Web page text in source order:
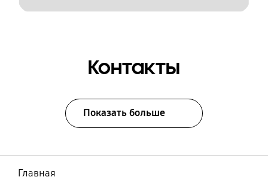
Контакты
Показать больше
Главная